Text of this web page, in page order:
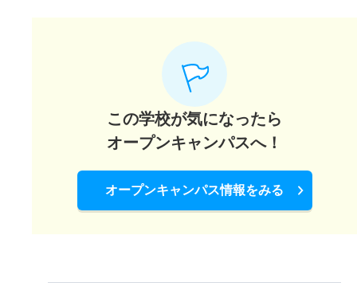
この学校が気になったら
オープンキャンパスへ！
オープンキャンパス情報をみる